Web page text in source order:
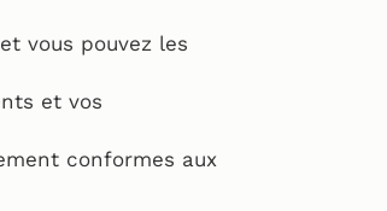
vous pouvez les
et vos
conformes aux